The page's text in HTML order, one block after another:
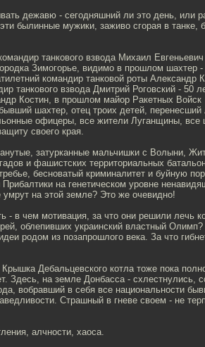
дежавю - сегодняшний ли это день, или
былинные мужики, заживо сгорая в танке,
танкового взвода Михаил
Зимогорье, видимо в прошлом шахтер -
командир танковой роты Александр
танкового взвода Дмитрий Роговский - 50
Костин, в прошлом майор Ракетных Войск
шахтер, отец троих детей, перенесший
офицеры, все жители Луганщины, все
своего края.
затурканные мальчишки с Волыни,
и фашистских территориальных
бесноватый криминалитет и буйную
на генетическом уровне
на этой земле? Это же очевидно!
- в чем мотивация, за что они решили лечь
облепивших украинский властный
родом из позапрошлого века. За что
Дебальцевского котла тоже пока
Здесь, на земле Донбасса - схлестнулись,
вобравший в себя все национальности
Страшный в гневе своем - не
алчности, хаоса.